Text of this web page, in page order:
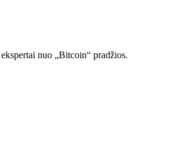
nuo „Bitcoin“ pradžios.